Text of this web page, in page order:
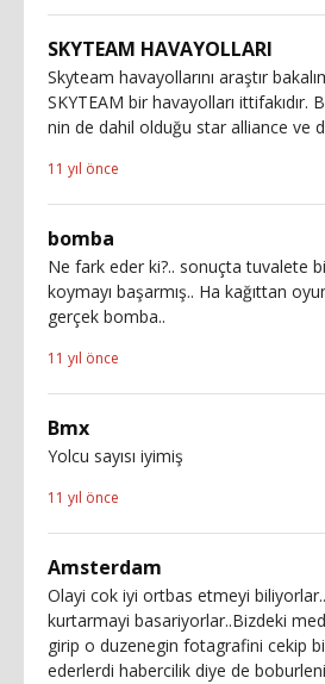
SKYTEAM HAVAYOLLARI
Skyteam havayollarını araştır
SKYTEAM bir havayolları ittifakıdır.
nin de dahil olduğu star alliance ve
11 yıl önce
bomba
Ne fark eder ki?.. sonuçta tuvalete
koymayı başarmış.. Ha kağıttan
gerçek bomba..
11 yıl önce
Bmx
Yolcu sayısı iyimiş
11 yıl önce
Amsterdam
Olayi cok iyi ortbas etmeyi
kurtarmayi basariyorlar..Bizdeki
girip o duzenegin fotagrafini cekip
ederlerdi habercilik diye de